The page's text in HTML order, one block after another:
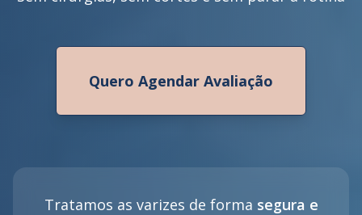
Quero Agendar Avaliação
Tratamos as varizes de forma segura e